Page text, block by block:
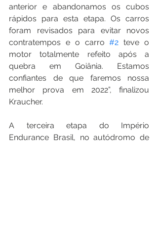
anterior e abandonamos os cubos
rápidos para esta etapa. Os carros
foram revisados para evitar novos
contratempos e o carro #2 teve o
motor totalmente refeito após a
quebra em Goiânia. Estamos
confiantes de que faremos nossa
melhor prova em 2022”, finalizou
Kraucher.
A terceira etapa do Império
Endurance Brasil, no autódromo de